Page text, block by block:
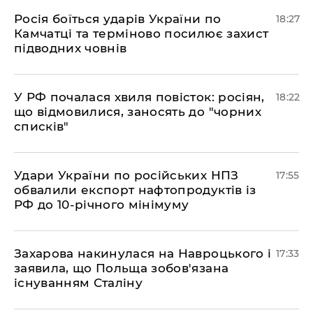
​Росія боїться ударів України по
Камчатці та терміново посилює захист
підводних човнів
18:27
​У РФ почалася хвиля повісток: росіян,
що відмовилися, заносять до "чорних
списків"
18:22
​Удари України по російських НПЗ
обвалили експорт нафтопродуктів із
РФ до 10-річного мінімуму
17:55
​Захарова накинулася на Навроцького і
заявила, що Польща зобов'язана
існуванням Сталіну
17:33